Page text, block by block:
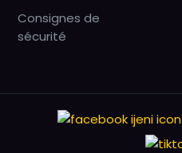
Consignes de
sécurité